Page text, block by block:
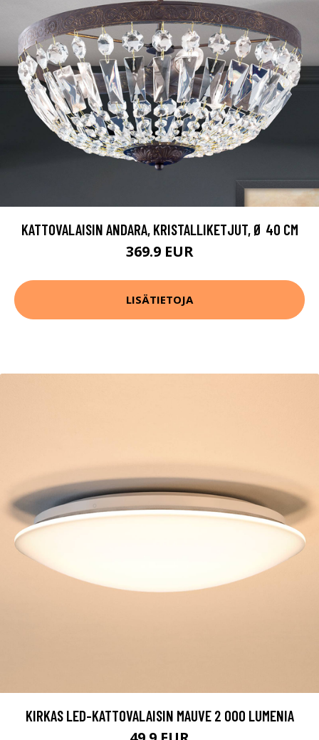
KATTOVALAISIN ANDARA, KRISTALLIKETJUT, Ø 40 CM
369.9 EUR
LISÄTIETOJA
KIRKAS LED-KATTOVALAISIN MAUVE 2 000 LUMENIA